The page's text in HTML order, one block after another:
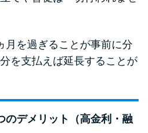
月を過ぎることが事前に分
を支払えば延長することが
のデメリット（高金利・融